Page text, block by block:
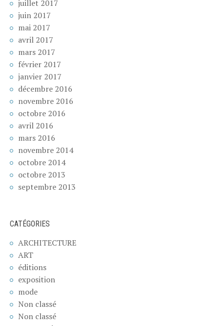
juillet 2017
juin 2017
mai 2017
avril 2017
mars 2017
février 2017
janvier 2017
décembre 2016
novembre 2016
octobre 2016
avril 2016
mars 2016
novembre 2014
octobre 2014
octobre 2013
septembre 2013
CATÉGORIES
ARCHITECTURE
ART
éditions
exposition
mode
Non classé
Non classé